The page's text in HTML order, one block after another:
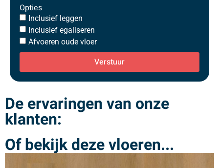
Opties
Inclusief leggen
Inclusief egaliseren
Afvoeren oude vloer
Verstuur
De ervaringen van onze
klanten:
Of bekijk deze vloeren...